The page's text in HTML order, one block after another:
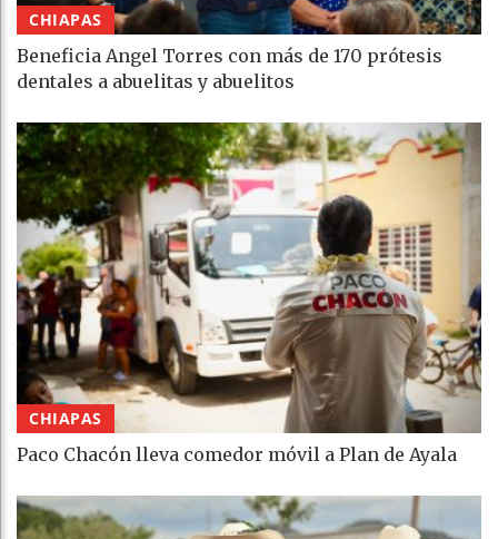
CHIAPAS
Beneficia Angel Torres con más de 170 prótesis
dentales a abuelitas y abuelitos
CHIAPAS
Paco Chacón lleva comedor móvil a Plan de Ayala